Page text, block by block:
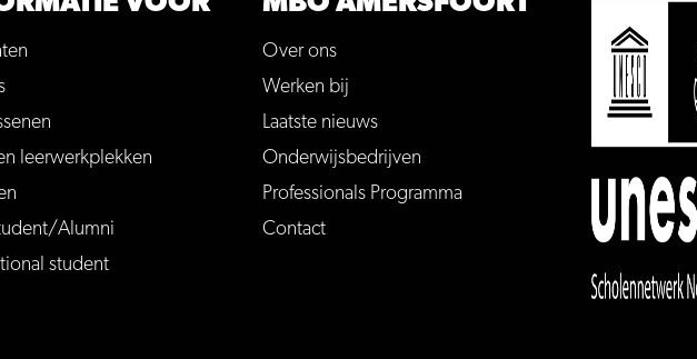
leerwerkplekken
Alumni
student
Over ons
Werken bij
Laatste nieuws
Onderwijsbedrijven
Professionals Programma
Contact